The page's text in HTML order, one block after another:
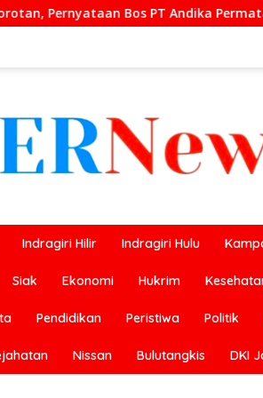
Lestari Tuai Reaksi Publik
Indragiri Hilir Indragiri Hulu
Siak Ekonomi Hukrim
Pendidikan Peristiwa Politik
Nissan Bulutangkis DKI